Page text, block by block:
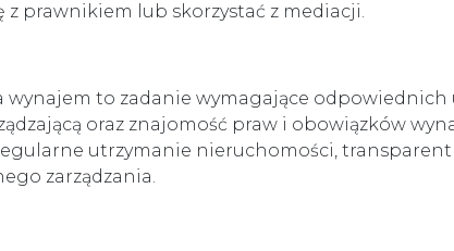
prawnikiem lub skorzystać z mediacji.
to zadanie wymagające odpowiednich
oraz znajomość praw i obowiązków
utrzymanie nieruchomości,
zarządzania.